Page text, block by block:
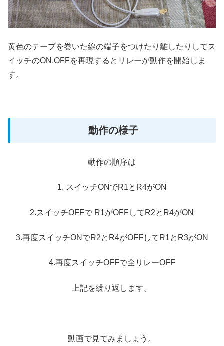
黄色のテープを巻いた線の端子をつけたり離したりしてス
イッチのON,OFFを再現するとリレーが動作を開始しま
す。
動作の様子
動作の順序は
1. スイッチONでR1とR4がON
2.スイッチOFFで R1がOFFしてR2とR4がON
3.再度スイッチONでR2とR4がOFFしてR1とR3がON
4.再度スイッチOFFで全リレーOFF
上記を繰り返します。
動画で見てみましょう。